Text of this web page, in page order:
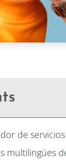
de
multilingües